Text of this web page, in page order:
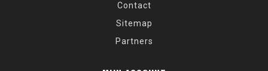
Contact
Sitemap
Partners